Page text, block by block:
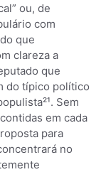
ou, de
com
que
clareza a
que
do típico político
Sem
em cada
para
no